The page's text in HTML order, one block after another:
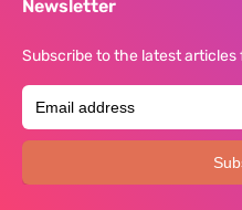
Newsletter
Subscribe to the latest